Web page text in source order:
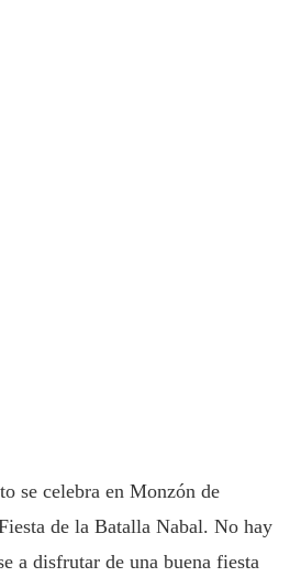
se celebra en Monzón de
de la Batalla Nabal. No hay
a disfrutar de una buena fiesta